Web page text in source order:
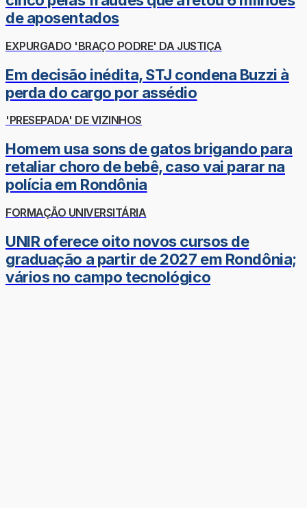
de aposentados
EXPURGADO 'BRAÇO PODRE' DA JUSTIÇA
Em decisão inédita, STJ condena Buzzi à
perda do cargo por assédio
'PRESEPADA' DE VIZINHOS
Homem usa sons de gatos brigando para
retaliar choro de bebê, caso vai parar na
polícia em Rondônia
FORMAÇÃO UNIVERSITÁRIA
UNIR oferece oito novos cursos de
graduação a partir de 2027 em Rondônia;
vários no campo tecnológico